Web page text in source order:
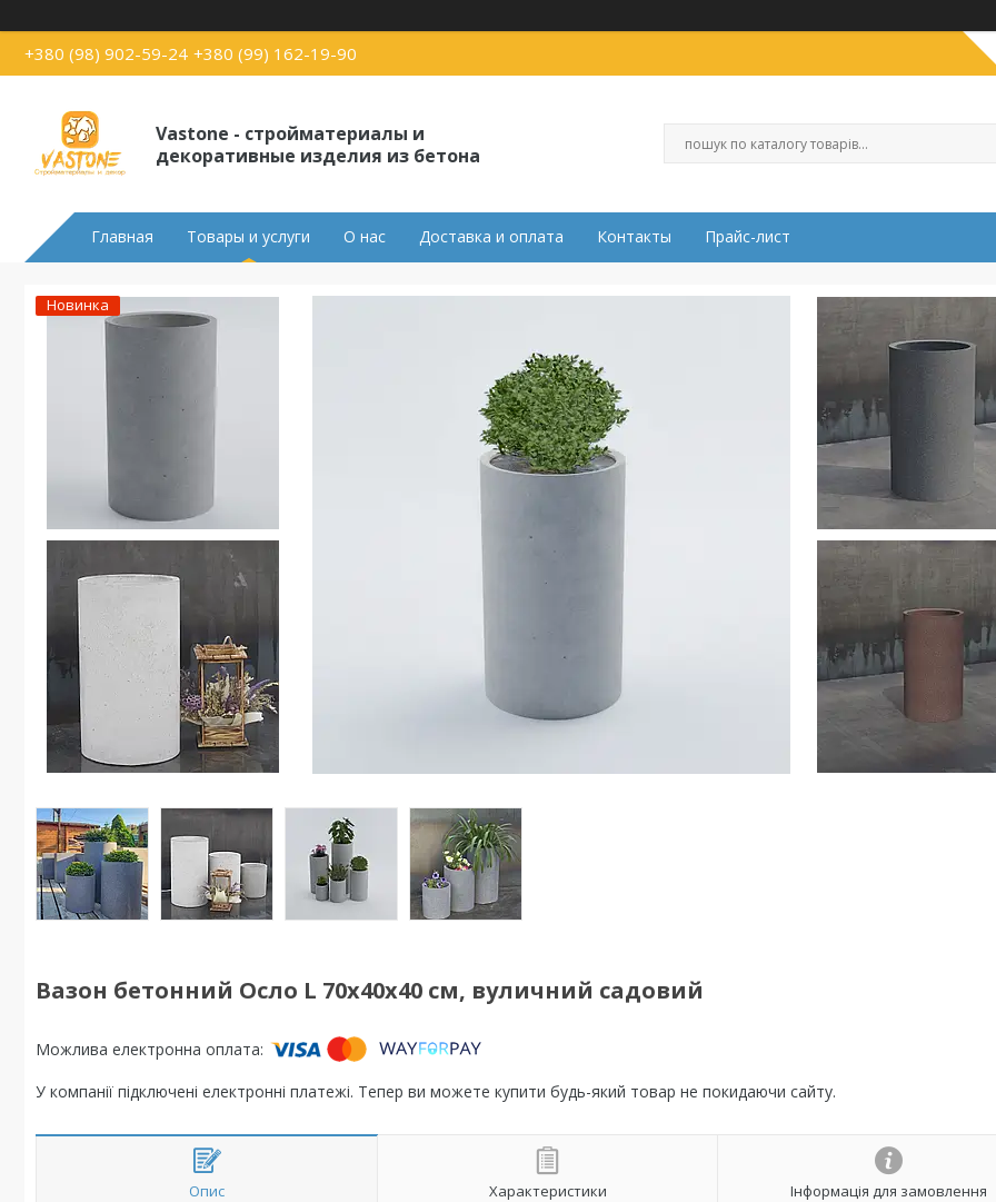
+380 (98) 902-59-24 +380 (99) 162-19-90
Vastone - стройматериалы и
декоративные изделия из бетона
Главная Товары и услуги О нас Доставка и оплата Контакты Прайс-лист
Новинка
Вазон бетонний Осло L 70x40x40 см, вуличний садовий
У компанії підключені електронні платежі. Тепер ви можете купити будь-який товар не покидаючи сайту.
Опис Характеристики Інформація для замовлення